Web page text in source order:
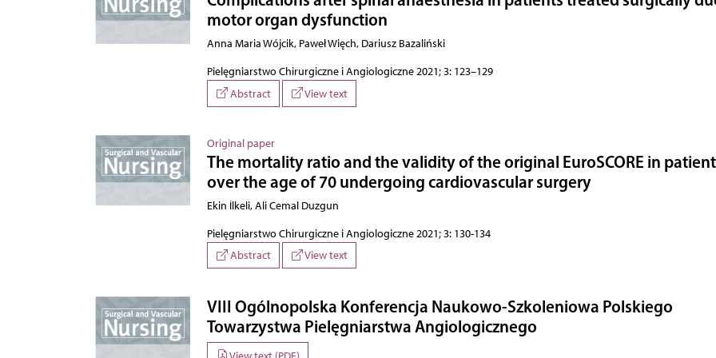
motor organ dysfunction
Anna Maria Wójcik, Paweł Więch, Dariusz Bazaliński
Pielęgniarstwo Chirurgiczne i Angiologiczne 2021; 3: 123–129
Abstract
View text
Original paper
The mortality ratio and the validity of the original EuroSCORE in
over the age of 70 undergoing cardiovascular surgery
Ekin İlkeli, Ali Cemal Duzgun
Pielęgniarstwo Chirurgiczne i Angiologiczne 2021; 3: 130-134
Abstract
View text
VIII Ogólnopolska Konferencja Naukowo-Szkoleniowa Polskiego
Towarzystwa Pielęgniarstwa Angiologicznego